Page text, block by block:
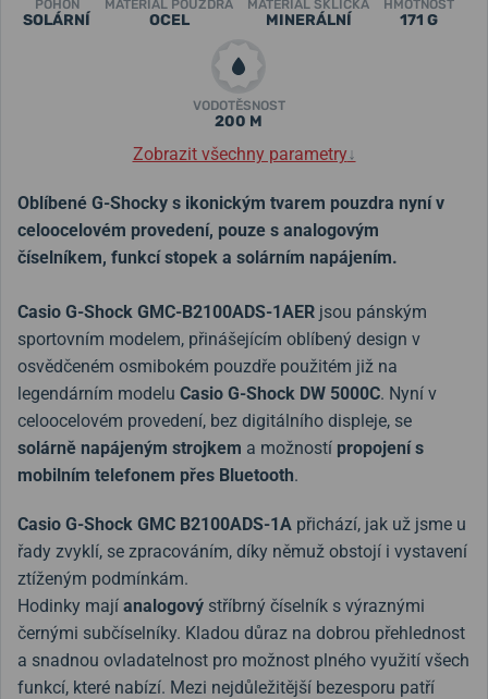
POHON
SOLÁRNÍ
MATERIÁL POUZDRA
OCEL
MATERIÁL SKLÍČKA
MINERÁLNÍ
HMOTNOST
171 G
VODOTĚSNOST
200 M
Zobrazit všechny parametry↓
Oblíbené G-Shocky s ikonickým tvarem pouzdra nyní v
celoocelovém provedení, pouze s analogovým
číselníkem, funkcí stopek a solárním napájením.
Casio G-Shock GMC-B2100ADS-1AER jsou pánským
sportovním modelem, přinášejícím oblíbený design v
osvědčeném osmibokém pouzdře použitém již na
legendárním modelu Casio G-Shock DW 5000C. Nyní v
celoocelovém provedení, bez digitálního displeje, se
solárně napájeným strojkem a možností propojení s
mobilním telefonem přes Bluetooth.
Casio G-Shock GMC B2100ADS-1A přichází, jak už jsme u
řady zvyklí, se zpracováním, díky němuž obstojí i vystavení
ztíženým podmínkám.
Hodinky mají analogový stříbrný číselník s výraznými
černými subčíselníky. Kladou důraz na dobrou přehlednost
a snadnou ovladatelnost pro možnost plného využití všech
funkcí, které nabízí. Mezi nejdůležitější bezesporu patří